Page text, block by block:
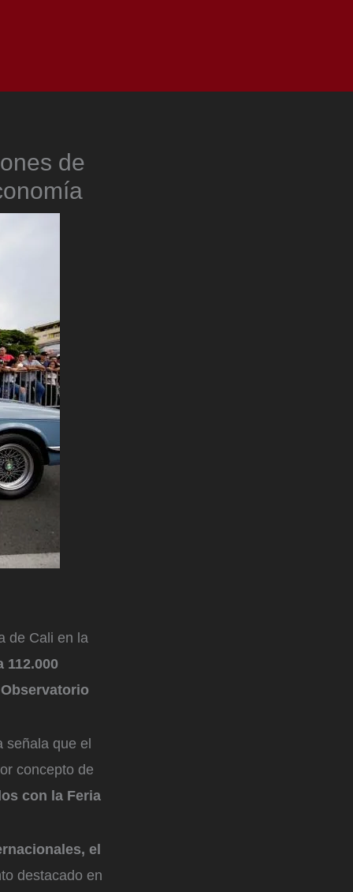
de
de Cali en la
112.000
Observatorio
señala que el
concepto de
con la Feria
el
destacado en